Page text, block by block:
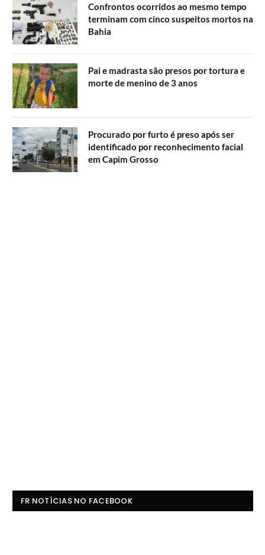
Confrontos ocorridos ao mesmo tempo
terminam com cinco suspeitos mortos na
Bahia
Pai e madrasta são presos por tortura e
morte de menino de 3 anos
Procurado por furto é preso após ser
identificado por reconhecimento facial
em Capim Grosso
FR NOTÍCIAS NO FACEBOOK